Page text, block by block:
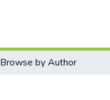
Browse by Author